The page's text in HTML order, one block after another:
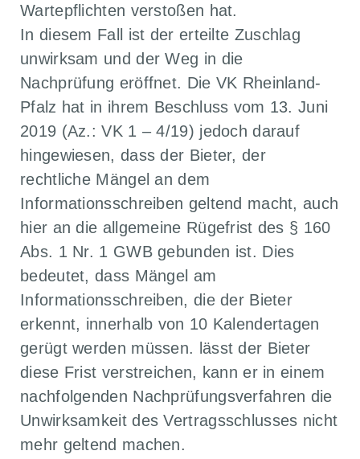
Wartepflichten verstoßen hat.
In diesem Fall ist der erteilte Zuschlag
unwirksam und der Weg in die
Nachprüfung eröffnet. Die VK Rheinland-
Pfalz hat in ihrem Beschluss vom 13. Juni
2019 (Az.: VK 1 – 4/19) jedoch darauf
hingewiesen, dass der Bieter, der
rechtliche Mängel an dem
Informationsschreiben geltend macht, auch
hier an die allgemeine Rügefrist des § 160
Abs. 1 Nr. 1 GWB gebunden ist. Dies
bedeutet, dass Mängel am
Informationsschreiben, die der Bieter
erkennt, innerhalb von 10 Kalendertagen
gerügt werden müssen. lässt der Bieter
diese Frist verstreichen, kann er in einem
nachfolgenden Nachprüfungsverfahren die
Unwirksamkeit des Vertragsschlusses nicht
mehr geltend machen.